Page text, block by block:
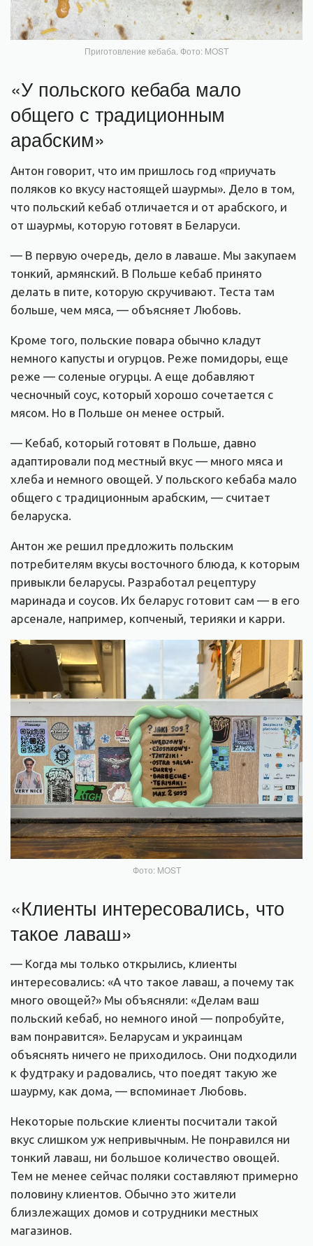
Приготовление кебаба. Фото: MOST
«У польского кебаба мало
общего с традиционным
арабским»
Антон говорит, что им пришлось год «приучать
поляков ко вкусу настоящей шаурмы». Дело в том,
что польский кебаб отличается и от арабского, и
от шаурмы, которую готовят в Беларуси.
— В первую очередь, дело в лаваше. Мы закупаем
тонкий, армянский. В Польше кебаб принято
делать в пите, которую скручивают. Теста там
больше, чем мяса, — объясняет Любовь.
Кроме того, польские повара обычно кладут
немного капусты и огурцов. Реже помидоры, еще
реже — соленые огурцы. А еще добавляют
чесночный соус, который хорошо сочетается с
мясом. Но в Польше он менее острый.
— Кебаб, который готовят в Польше, давно
адаптировали под местный вкус — много мяса и
хлеба и немного овощей. У польского кебаба мало
общего с традиционным арабским, — считает
беларуска.
Антон же решил предложить польским
потребителям вкусы восточного блюда, к которым
привыкли беларусы. Разработал рецептуру
маринада и соусов. Их беларус готовит сам — в его
арсенале, например, копченый, терияки и карри.
Фото: MOST
«Клиенты интересовались, что
такое лаваш»
— Когда мы только открылись, клиенты
интересовались: «А что такое лаваш, а почему так
много овощей?» Мы объясняли: «Делам ваш
польский кебаб, но немного иной — попробуйте,
вам понравится». Беларусам и украинцам
объяснять ничего не приходилось. Они подходили
к фудтраку и радовались, что поедят такую же
шаурму, как дома, — вспоминает Любовь.
Некоторые польские клиенты посчитали такой
вкус слишком уж непривычным. Не понравился ни
тонкий лаваш, ни большое количество овощей.
Тем не менее сейчас поляки составляют примерно
половину клиентов. Обычно это жители
близлежащих домов и сотрудники местных
магазинов.